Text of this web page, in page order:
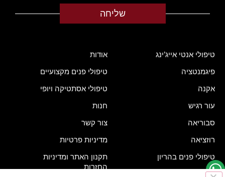
טיפולי אנטי אייג’ינג
פיגמנטציה
אקנה
עור רגיש
סבוריאה
רוזציאה
טיפולי פנים בהריון
צוואר ומחשוף
אודות
טיפולי פנים מקצועיים
טיפולי אסתטיקה ויופי
חנות
צור קשר
מדיניות פרטיות
תקנון האתר ומדיניות
החזרות
שליחה